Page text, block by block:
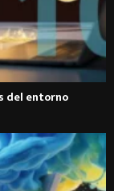
del entorno